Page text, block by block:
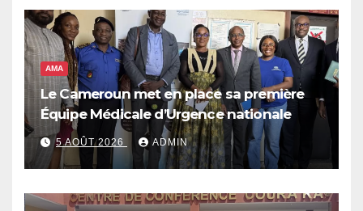
alimentaire aiguë
AMA
Le Cameroun met en place sa première
Équipe Médicale d’Urgence nationale
5 AOÛT 2026 ADMIN